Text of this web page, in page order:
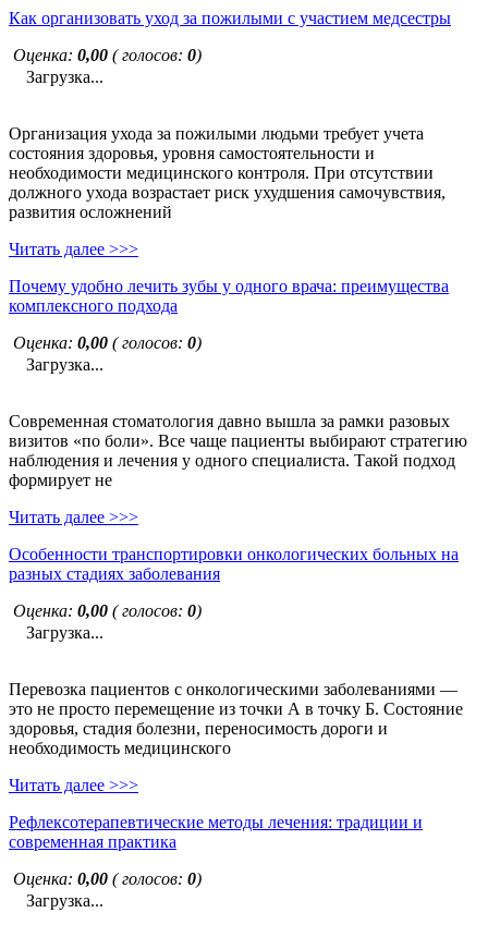
Как организовать уход за пожилыми с участием медсестры
Оценка: 0,00 ( голосов: 0)
Загрузка...
Организация ухода за пожилыми людьми требует учета
состояния здоровья, уровня самостоятельности и
необходимости медицинского контроля. При отсутствии
должного ухода возрастает риск ухудшения самочувствия,
развития осложнений
Читать далее >>>
Почему удобно лечить зубы у одного врача: преимущества
комплексного подхода
Оценка: 0,00 ( голосов: 0)
Загрузка...
Современная стоматология давно вышла за рамки разовых
визитов «по боли». Все чаще пациенты выбирают стратегию
наблюдения и лечения у одного специалиста. Такой подход
формирует не
Читать далее >>>
Особенности транспортировки онкологических больных на
разных стадиях заболевания
Оценка: 0,00 ( голосов: 0)
Загрузка...
Перевозка пациентов с онкологическими заболеваниями —
это не просто перемещение из точки А в точку Б. Состояние
здоровья, стадия болезни, переносимость дороги и
необходимость медицинского
Читать далее >>>
Рефлексотерапевтические методы лечения: традиции и
современная практика
Оценка: 0,00 ( голосов: 0)
Загрузка...